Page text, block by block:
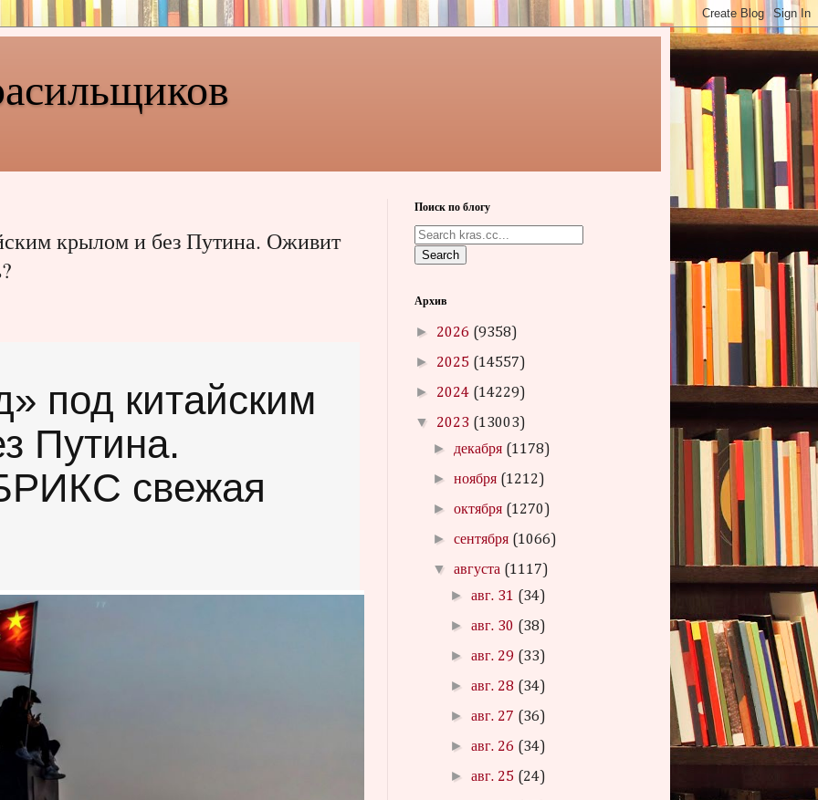
крылом и без Путина. Оживит
под китайским
Путина.
свежая
Поиск по блогу
Search
Архив
► 2026 (9358)
► 2025 (14557)
► 2024 (14229)
▼ 2023 (13003)
► декабря (1178)
►ноября (1212)
►октября (1270)
►сентября (1066)
▼августа (1117)
►авг. 31 (34)
►авг. 30 (38)
►авг. 29 (33)
►авг. 28 (34)
►авг. 27 (36)
►авг. 26 (34)
►авг. 25 (24)